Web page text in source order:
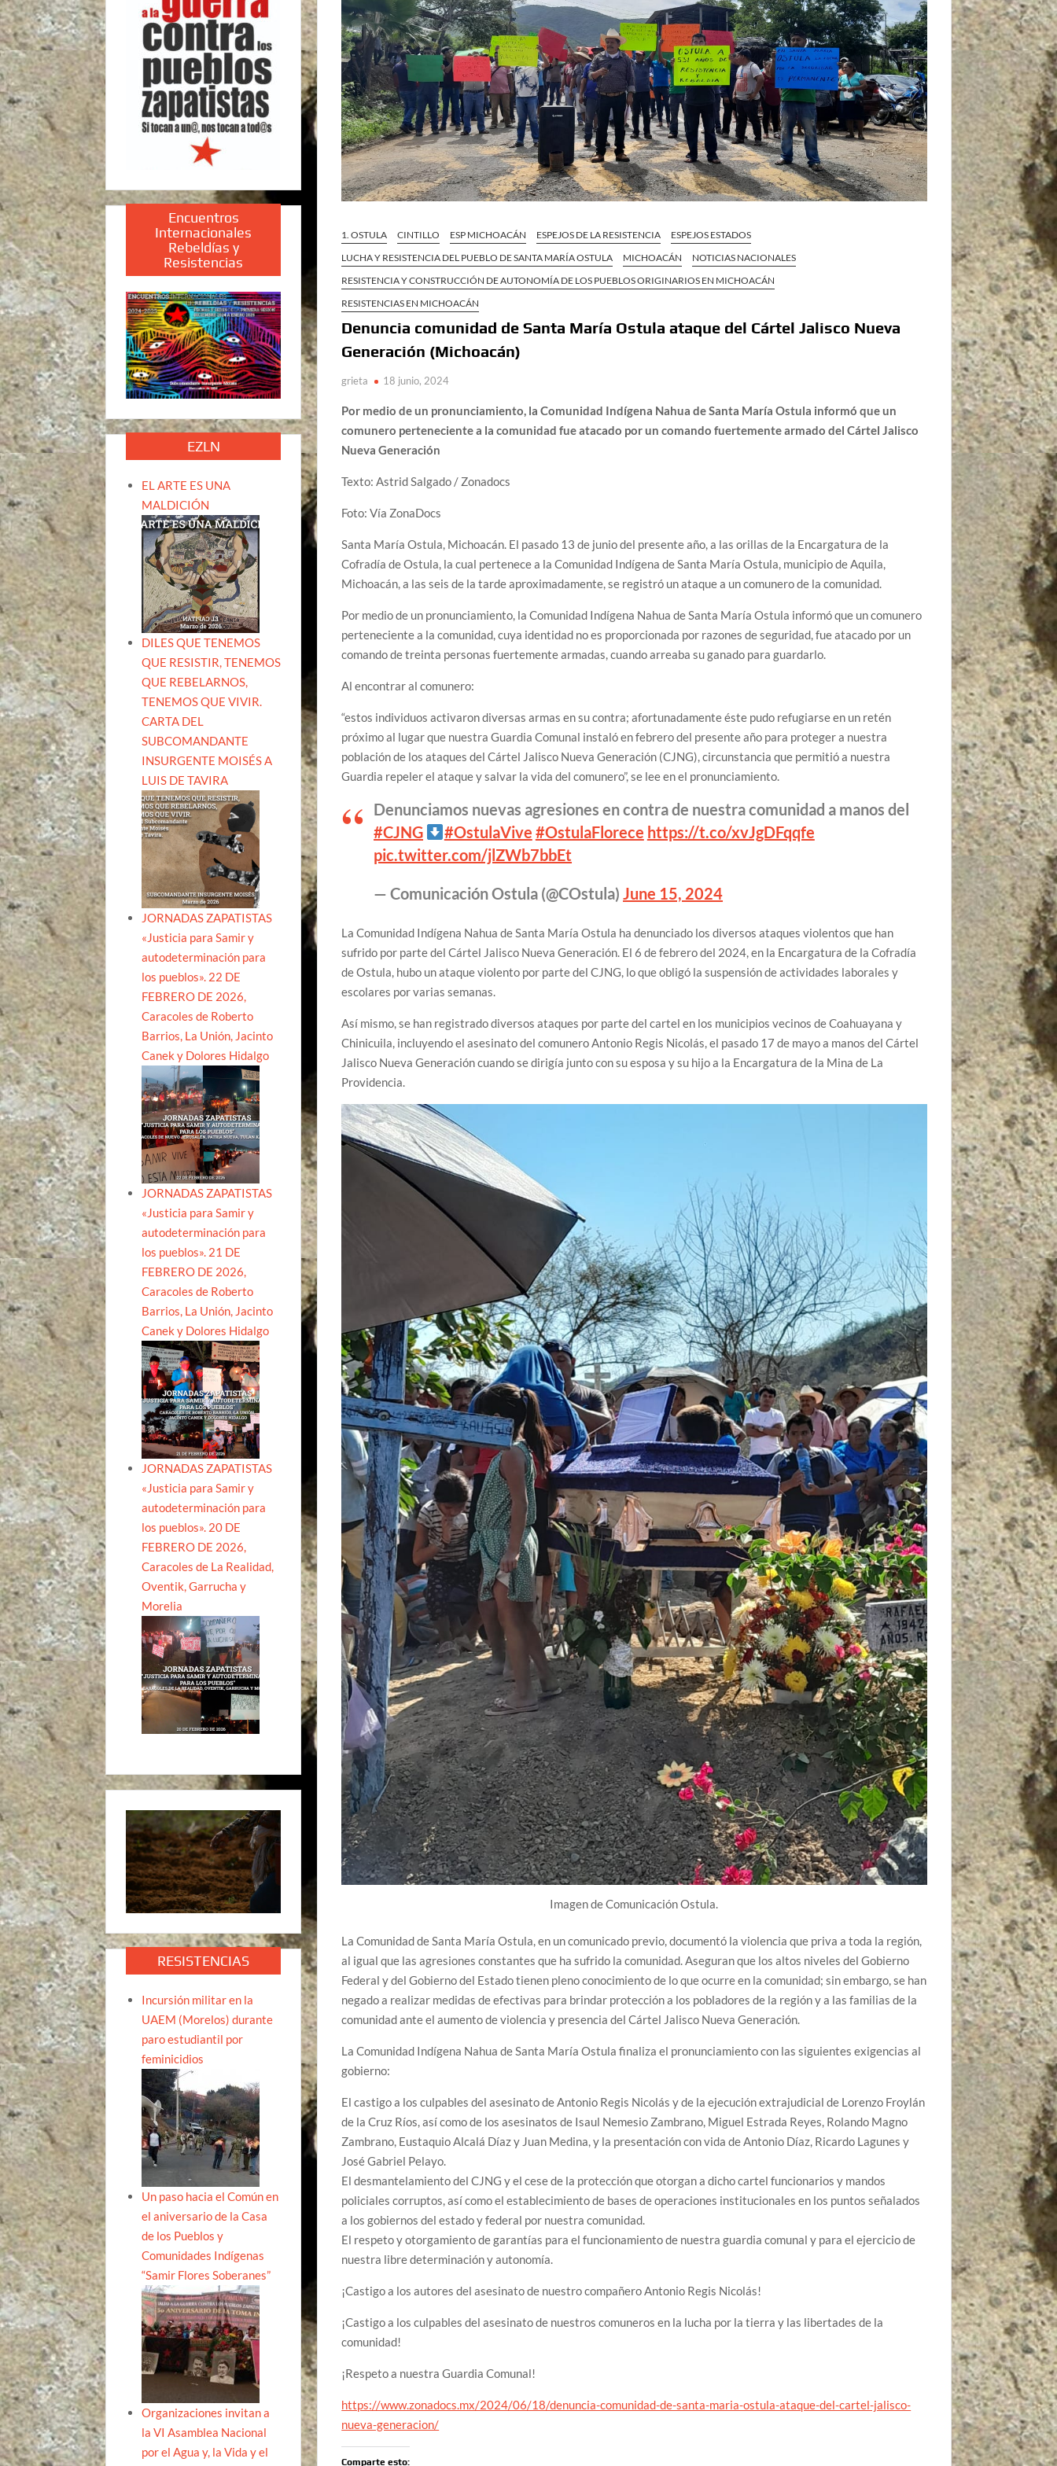
1. OSTULA CINTILLO ESP MICHOACÁN ESPEJOS DE LA RESISTENCIA
ESPEJOS ESTADOS
LUCHA Y RESISTENCIA DEL PUEBLO DE SANTA MARÍA OSTULA
MICHOACÁN
NOTICIAS NACIONALES
RESISTENCIA Y CONSTRUCCIÓN DE AUTONOMÍA DE LOS PUEBLOS ORIGINARIOS EN MICHOACÁN
RESISTENCIAS EN MICHOACÁN
Denuncia comunidad de Santa María Ostula ataque del Cártel Jalisco Nueva
Generación (Michoacán)
grieta 18 junio, 2024
Por medio de un pronunciamiento, la Comunidad Indígena Nahua de Santa María Ostula informó que un
comunero perteneciente a la comunidad fue atacado por un comando fuertemente armado del Cártel Jalisco
Nueva Generación
Texto: Astrid Salgado / Zonadocs
Foto: Vía ZonaDocs
Santa María Ostula, Michoacán. El pasado 13 de junio del presente año, a las orillas de la Encargatura de la
Cofradía de Ostula, la cual pertenece a la Comunidad Indígena de Santa María Ostula, municipio de Aquila,
Michoacán, a las seis de la tarde aproximadamente, se registró un ataque a un comunero de la comunidad.
Por medio de un pronunciamiento, la Comunidad Indígena Nahua de Santa María Ostula informó que un comunero
perteneciente a la comunidad, cuya identidad no es proporcionada por razones de seguridad, fue atacado por un
comando de treinta personas fuertemente armadas, cuando arreaba su ganado para guardarlo.
Al encontrar al comunero:
“estos individuos activaron diversas armas en su contra; afortunadamente éste pudo refugiarse en un retén
próximo al lugar que nuestra Guardia Comunal instaló en febrero del presente año para proteger a nuestra
población de los ataques del Cártel Jalisco Nueva Generación (CJNG), circunstancia que permitió a nuestra
Guardia repeler el ataque y salvar la vida del comunero”, se lee en el pronunciamiento.
Denunciamos nuevas agresiones en contra de nuestra comunidad a manos del
#CJNG
#OstulaVive #OstulaFlorece https://t.co/xvJgDFqqfe
pic.twitter.com/jlZWb7bbEt
— Comunicación Ostula (@COstula)June 15, 2024
La Comunidad Indígena Nahua de Santa María Ostula ha denunciado los diversos ataques violentos que han
sufrido por parte del Cártel Jalisco Nueva Generación. El 6 de febrero del 2024, en la Encargatura de la Cofradía
de Ostula, hubo un ataque violento por parte del CJNG, lo que obligó la suspensión de actividades laborales y
escolares por varias semanas.
Así mismo, se han registrado diversos ataques por parte del cartel en los municipios vecinos de Coahuayana y
Chinicuila, incluyendo el asesinato del comunero Antonio Regis Nicolás, el pasado 17 de mayo a manos del Cártel
Jalisco Nueva Generación cuando se dirigía junto con su esposa y su hijo a la Encargatura de la Mina de La
Providencia.
Imagen de Comunicación Ostula.
La Comunidad de Santa María Ostula, en un comunicado previo, documentó la violencia que priva a toda la región,
al igual que las agresiones constantes que ha sufrido la comunidad. Aseguran que los altos niveles del Gobierno
Federal y del Gobierno del Estado tienen pleno conocimiento de lo que ocurre en la comunidad; sin embargo, se han
negado a realizar medidas de efectivas para brindar protección a los pobladores de la región y a las familias de la
comunidad ante el aumento de violencia y presencia del Cártel Jalisco Nueva Generación.
La Comunidad Indígena Nahua de Santa María Ostula finaliza el pronunciamiento con las siguientes exigencias al
gobierno:
El castigo a los culpables del asesinato de Antonio Regis Nicolás y de la ejecución extrajudicial de Lorenzo Froylán
de la Cruz Ríos, así como de los asesinatos de Isaul Nemesio Zambrano, Miguel Estrada Reyes, Rolando Magno
Zambrano, Eustaquio Alcalá Díaz y Juan Medina, y la presentación con vida de Antonio Díaz, Ricardo Lagunes y
José Gabriel Pelayo.
El desmantelamiento del CJNG y el cese de la protección que otorgan a dicho cartel funcionarios y mandos
policiales corruptos, así como el establecimiento de bases de operaciones institucionales en los puntos señalados
a los gobiernos del estado y federal por nuestra comunidad.
El respeto y otorgamiento de garantías para el funcionamiento de nuestra guardia comunal y para el ejercicio de
nuestra libre determinación y autonomía.
¡Castigo a los autores del asesinato de nuestro compañero Antonio Regis Nicolás!
¡Castigo a los culpables del asesinato de nuestros comuneros en la lucha por la tierra y las libertades de la
comunidad!
¡Respeto a nuestra Guardia Comunal!
https://www.zonadocs.mx/2024/06/18/denuncia-comunidad-de-santa-maria-ostula-ataque-del-cartel-jalisco-
nueva-generacion/
Comparte esto:
Encuentros
Internacionales
Rebeldías y
Resistencias
EZLN
EL ARTE ES UNA
MALDICIÓN
DILES QUE TENEMOS
QUE RESISTIR, TENEMOS
QUE REBELARNOS,
TENEMOS QUE VIVIR.
CARTA DEL
SUBCOMANDANTE
INSURGENTE MOISÉS A
LUIS DE TAVIRA
JORNADAS ZAPATISTAS
«Justicia para Samir y
autodeterminación para
los pueblos». 22 DE
FEBRERO DE 2026,
Caracoles de Roberto
Barrios, La Unión, Jacinto
Canek y Dolores Hidalgo
JORNADAS ZAPATISTAS
«Justicia para Samir y
autodeterminación para
los pueblos». 21 DE
FEBRERO DE 2026,
Caracoles de Roberto
Barrios, La Unión, Jacinto
Canek y Dolores Hidalgo
JORNADAS ZAPATISTAS
«Justicia para Samir y
autodeterminación para
los pueblos». 20 DE
FEBRERO DE 2026,
Caracoles de La Realidad,
Oventik, Garrucha y
Morelia
RESISTENCIAS
Incursión militar en la
UAEM (Morelos) durante
paro estudiantil por
feminicidios
Un paso hacia el Común en
el aniversario de la Casa
de los Pueblos y
Comunidades Indígenas
“Samir Flores Soberanes”
Organizaciones invitan a
la VI Asamblea Nacional
por el Agua y, la Vida y el